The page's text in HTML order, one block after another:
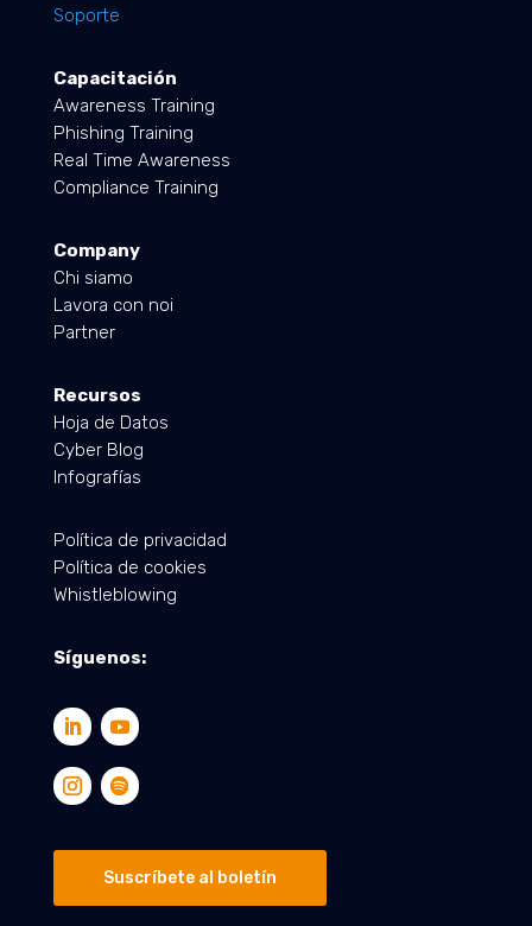
Soporte
Capacitación
Awareness Training
Phishing Training
Real Time Awareness
Compliance Training
Company
Chi siamo
Lavora con noi
Partner
Recursos
Hoja de Datos
Cyber Blog
Infografías
Política de privacidad
Política de cookies
Whistleblowing
Síguenos:
Suscríbete al boletín